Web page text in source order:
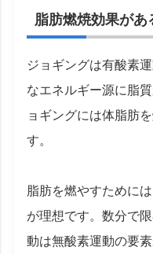
脂肪燃焼効果があ
ジョギングは有酸素
なエネルギー源に脂
ョギングには体脂肪
す。
脂肪を燃やすために
が理想です。数分で
動は無酸素運動の要